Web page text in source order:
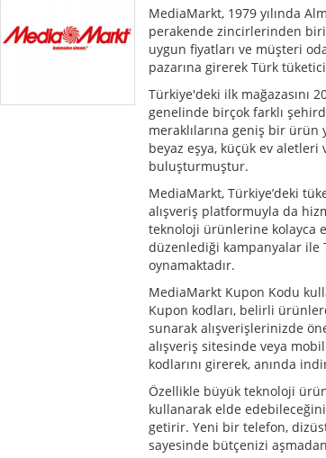
MediaMarkt, 1979 yılında
perakende zincirlerinden
uygun fiyatları ve müşteri
pazarına girerek Türk
Türkiye'deki ilk mağazasını
genelinde birçok farklı
meraklılarına geniş bir
beyaz eşya, küçük ev
buluşturmuştur.
MediaMarkt, Türkiye’deki
alışveriş platformuyla da
teknoloji ürünlerine kolayca
düzenlediği kampanyalar ile
oynamaktadır.
MediaMarkt Kupon Kodu
Kupon kodları, belirli
sunarak alışverişlerinizde
alışveriş sitesinde veya
kodlarını girerek, anında
Özellikle büyük teknoloji
kullanarak elde
getirir. Yeni bir telefon,
sayesinde bütçenizi